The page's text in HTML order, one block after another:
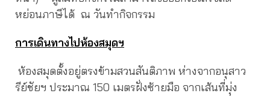
หย่อนภาษีได้ ณ วันทำกิจกรรม
การเดินทางไปห้องสมุดฯ
ห้องสมุดตั้งอยู่ตรงข้ามสวนสันติภาพ ห่างจากอนุสาว
รีย์ชัยฯ ประมาณ 150 เมตรฝั่งซ้ายมือ จากเส้นที่มุ่ง